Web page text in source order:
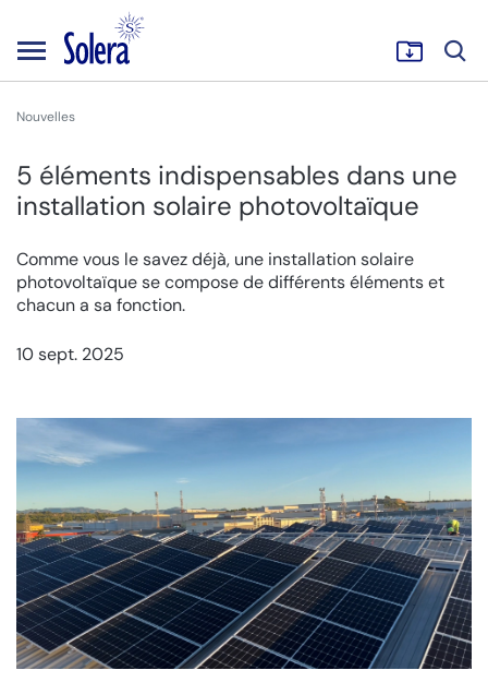
Nouvelles
5 éléments indispensables dans une
installation solaire photovoltaïque
Comme vous le savez déjà, une installation solaire
photovoltaïque se compose de différents éléments et
chacun a sa fonction.
10 sept. 2025